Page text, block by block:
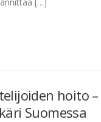
hoito –
Suomessa